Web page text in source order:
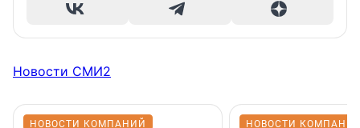
Новости СМИ2
НОВОСТИ КОМПАНИЙ НОВОСТИ